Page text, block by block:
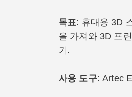
목표: 휴대용 3D
을 가져와 3D 프
기.
사용 도구: Artec